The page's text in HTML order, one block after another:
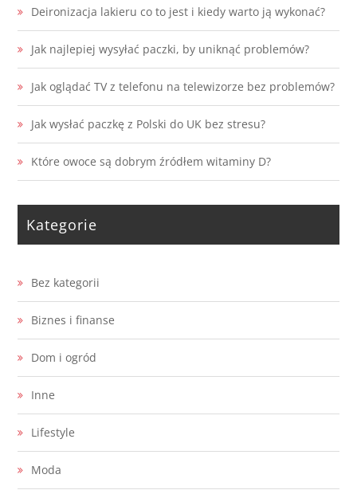
Deironizacja lakieru co to jest i kiedy warto ją wykonać?
Jak najlepiej wysyłać paczki, by uniknąć problemów?
Jak oglądać TV z telefonu na telewizorze bez problemów?
Jak wysłać paczkę z Polski do UK bez stresu?
Które owoce są dobrym źródłem witaminy D?
Kategorie
Bez kategorii
Biznes i finanse
Dom i ogród
Inne
Lifestyle
Moda